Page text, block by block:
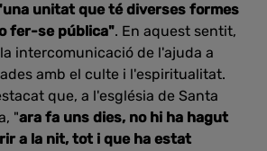
unitat que té diverses formes
fer-se pública". En aquest sentit,
intercomunicació de l'ajuda a
amb el culte i l'espiritualitat.
que, a l'església de Santa
"ara fa uns dies, no hi ha hagut
a la nit, tot i que ha estat